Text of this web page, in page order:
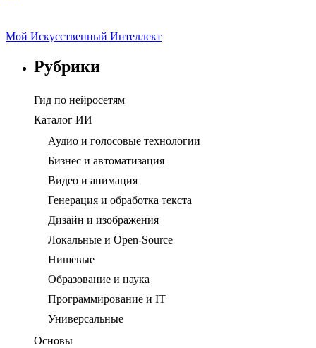
Мой Искусственный Интеллект
Рубрики
Гид по нейросетям
Каталог ИИ
Аудио и голосовые технологии
Бизнес и автоматизация
Видео и анимация
Генерация и обработка текста
Дизайн и изображения
Локальные и Open-Source
Нишевые
Образование и наука
Программирование и IT
Универсальные
Основы